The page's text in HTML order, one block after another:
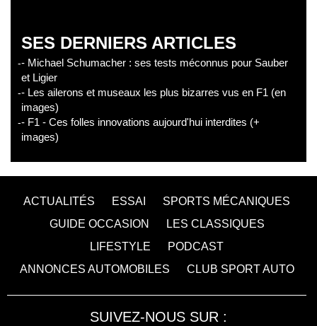
SES DERNIERS ARTICLES
- Michael Schumacher : ses tests méconnus pour Sauber
et Ligier
- Les ailerons et museaux les plus bizarres vus en F1 (en
images)
- F1 - Ces folles innovations aujourd'hui interdites (+
images)
ACTUALITÉS ESSAI
SPORTS MÉCANIQUES
GUIDE OCCASION
LES CLASSIQUES
LIFESTYLE
PODCAST
ANNONCES AUTOMOBILES
CLUB SPORT AUTO
SUIVEZ-NOUS SUR :